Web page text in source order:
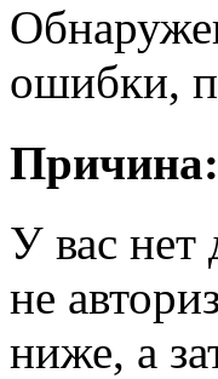
ошибки,
Причина:
У вас нет
не
ниже, а